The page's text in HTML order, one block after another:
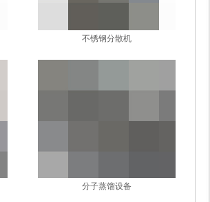
不锈钢分散机
分子蒸馏设备